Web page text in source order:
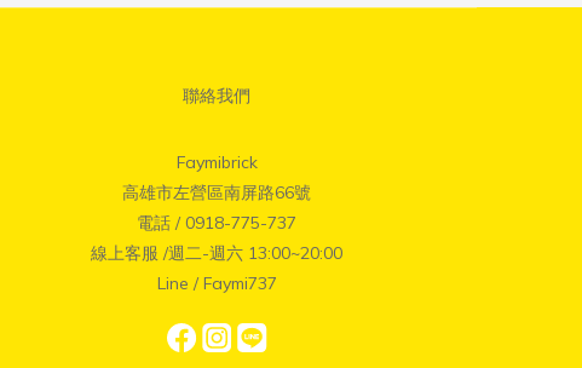
聯絡我們
Faymibrick
高雄市左營區南屏路66號
電話 / 0918-775-737
線上客服 /週二-週六 13:00~20:00
Line / Faymi737